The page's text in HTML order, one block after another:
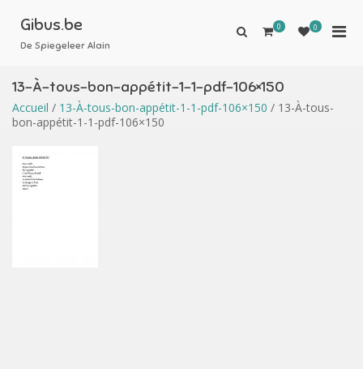
contenu
Gibus.be
De Spiegeleer Alain
Afficher
recherche
0 0
13-À-tous-bon-appétit-1-1-pdf-106×150
Accueil / 13-À-tous-bon-appétit-1-1-pdf-106×150 / 13-À-tous-
bon-appétit-1-1-pdf-106×150